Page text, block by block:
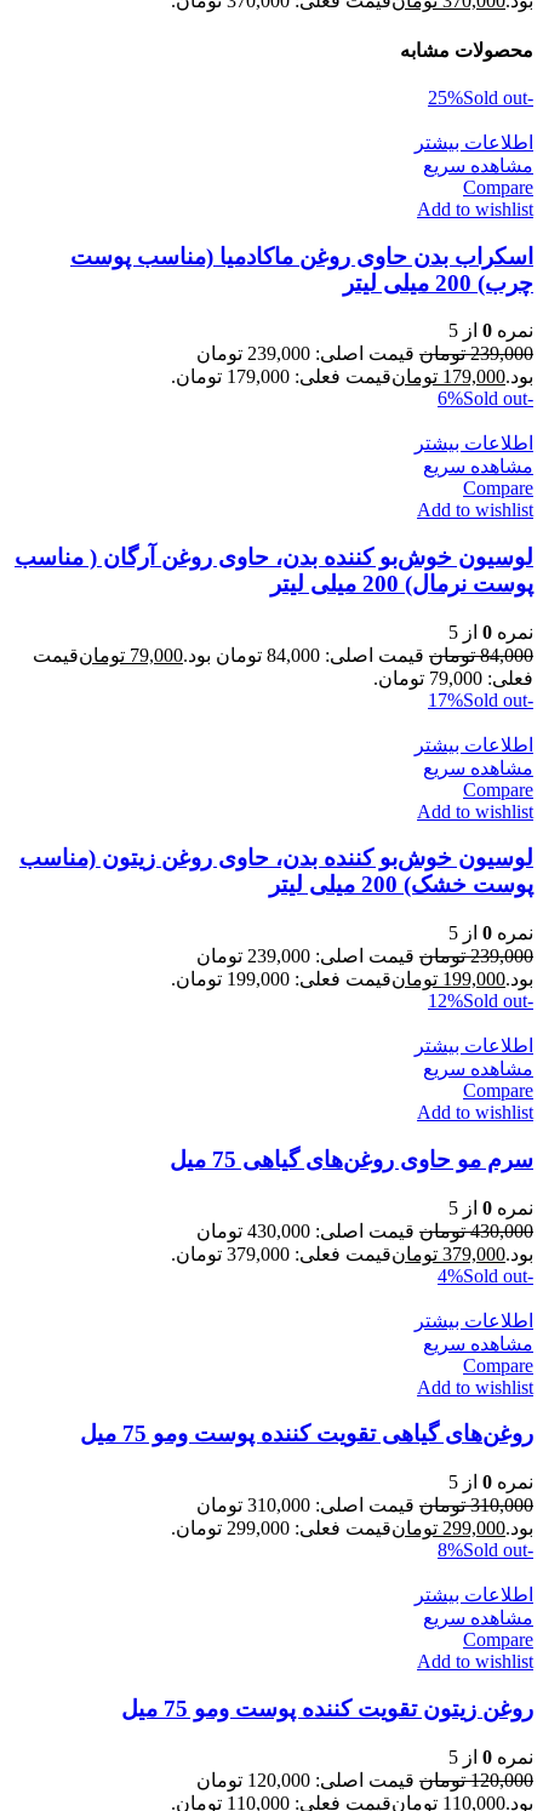
محصولات مشابه
-25%
Sold out
اطلاعات بیشتر
مشاهده سریع
Compare
Add to wishlist
اسکراب بدن حاوی روغن ماکادمیا (مناسب پوست
چرب) 200 میلی لیتر
نمره 0 از 5
239,000 تومان
قیمت اصلی: 239,000 تومان
بود.179,000 تومانقیمت فعلی: 179,000 تومان.
-6%
Sold out
اطلاعات بیشتر
مشاهده سریع
Compare
Add to wishlist
لوسیون خوش‌بو کننده بدن، حاوی روغن آرگان ( مناسب
پوست نرمال) 200 میلی لیتر
نمره 0 از 5
84,000 تومان قیمت اصلی: 84,000 تومان بود. 79,000 تومانقیمت
فعلی: 79,000 تومان.
-17%
Sold out
اطلاعات بیشتر
مشاهده سریع
Compare
Add to wishlist
لوسیون خوش‌بو کننده بدن، حاوی روغن زیتون (مناسب
پوست خشک) 200 میلی لیتر
نمره 0 از 5
239,000 تومان
قیمت اصلی: 239,000 تومان
بود.199,000 تومانقیمت فعلی: 199,000 تومان.
-12%
Sold out
اطلاعات بیشتر
مشاهده سریع
Compare
Add to wishlist
سرم مو حاوی روغن‌های گیاهی 75 میل
نمره 0 از 5
430,000 تومان
قیمت اصلی: 430,000 تومان
بود.379,000 تومانقیمت فعلی: 379,000 تومان.
-4%
Sold out
اطلاعات بیشتر
مشاهده سریع
Compare
Add to wishlist
روغن‌های گیاهی تقویت کننده پوست ومو 75 میل
نمره 0 از 5
310,000 تومان
قیمت اصلی: 310,000 تومان
بود.299,000 تومانقیمت فعلی: 299,000 تومان.
-8%
Sold out
اطلاعات بیشتر
مشاهده سریع
Compare
Add to wishlist
روغن زیتون تقویت کننده پوست ومو 75 میل
نمره 0 از 5
120,000 تومان
قیمت اصلی: 120,000 تومان
بود.110,000 تومانقیمت فعلی: 110,000 تومان.